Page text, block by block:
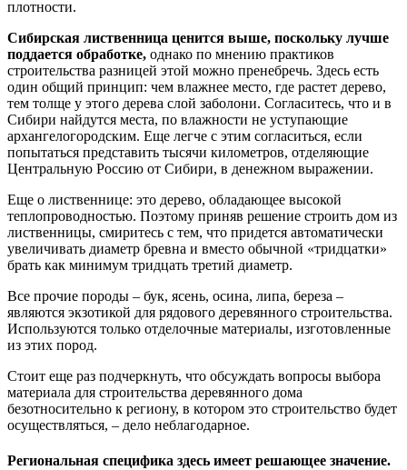
плотности.
Сибирская лиственница ценится выше, поскольку лучше
поддается обработке, однако по мнению практиков
строительства разницей этой можно пренебречь. Здесь есть
один общий принцип: чем влажнее место, где растет дерево,
тем толще у этого дерева слой заболони. Согласитесь, что и в
Сибири найдутся места, по влажности не уступающие
архангелогородским. Еще легче с этим согласиться, если
попытаться представить тысячи километров, отделяющие
Центральную Россию от Сибири, в денежном выражении.
Еще о лиственнице: это дерево, обладающее высокой
теплопроводностью. Поэтому приняв решение строить дом из
лиственницы, смиритесь с тем, что придется автоматически
увеличивать диаметр бревна и вместо обычной «тридцатки»
брать как минимум тридцать третий диаметр.
Все прочие породы – бук, ясень, осина, липа, береза –
являются экзотикой для рядового деревянного строительства.
Используются только отделочные материалы, изготовленные
из этих пород.
Стоит еще раз подчеркнуть, что обсуждать вопросы выбора
материала для строительства деревянного дома
безотносительно к региону, в котором это строительство будет
осуществляться, – дело неблагодарное.
Региональная специфика здесь имеет решающее значение.